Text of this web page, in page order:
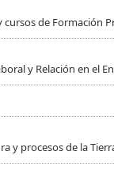
de Formación
y Relación en el
y procesos de la